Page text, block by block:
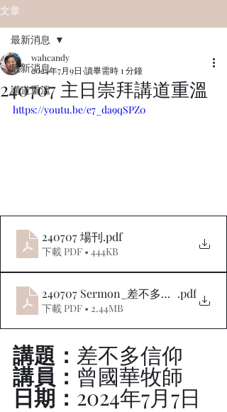
文章
最新消息
講道重溫
最新消息
240707 主日崇拜講道重溫
wahcandy
2024年7月9日 讀畢需時 1 分鐘
https://youtu.be/e7_da9qSPZ0
240707 場刊.pdf
下載 PDF • 444KB
240707 Sermon_差不多信仰.pdf
下載 PDF • 2.44MB
講題： 差不多信仰
講員： 曾國華牧師
日期： 2024年7月7日